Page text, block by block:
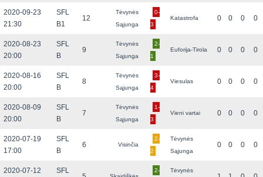
2020-09-23
21:30
SFL
B1
12
Tėvynės
Sąjunga
0-
3
Katastrofa 0 0 0 0
2020-08-23
20:00
SFL
B
9
Tėvynės
Sąjunga
2-
1
Euforija-Tirola 0 0 0 0
2020-08-16
20:00
SFL
B
8
Tėvynės
Sąjunga
3-
4
Viesulas 0 0 0 0
2020-08-09
20:00
SFL
B
7
Tėvynės
Sąjunga
1-
3
Vieni vartai 0 0 0 0
2020-07-19
17:00
SFL
B
6 Visinčia
2-
2
Tėvynės
Sąjunga
0 0 0 0
2020-07-12 SFL 2- Tėvynės